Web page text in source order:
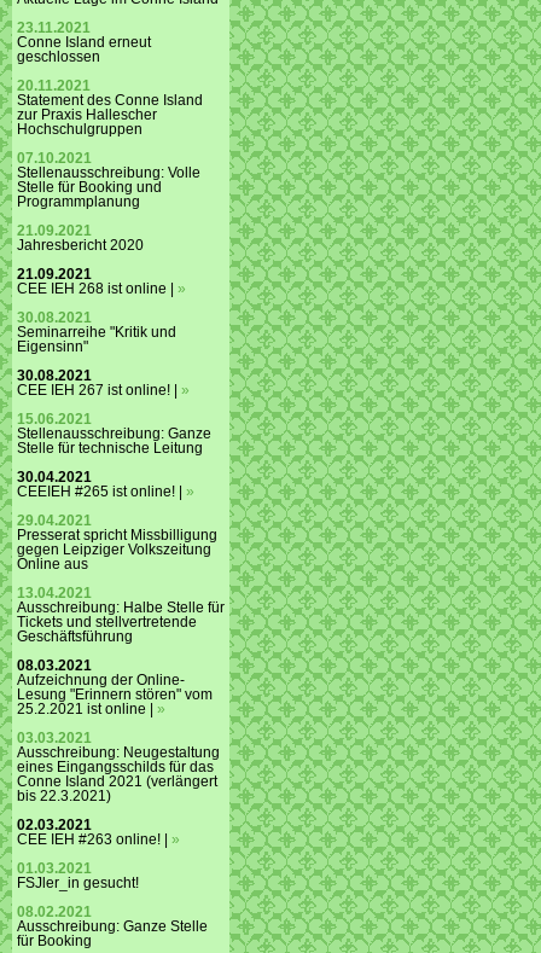
23.11.2021
Conne Island erneut
geschlossen
20.11.2021
Statement des Conne Island
zur Praxis Hallescher
Hochschulgruppen
07.10.2021
Stellenausschreibung: Volle
Stelle für Booking und
Programmplanung
21.09.2021
Jahresbericht 2020
21.09.2021
CEE IEH 268 ist online | »
30.08.2021
Seminarreihe "Kritik und
Eigensinn"
30.08.2021
CEE IEH 267 ist online! | »
15.06.2021
Stellenausschreibung: Ganze
Stelle für technische Leitung
30.04.2021
CEEIEH #265 ist online! | »
29.04.2021
Presserat spricht Missbilligung
gegen Leipziger Volkszeitung
Online aus
13.04.2021
Ausschreibung: Halbe Stelle für
Tickets und stellvertretende
Geschäftsführung
08.03.2021
Aufzeichnung der Online-
Lesung "Erinnern stören" vom
25.2.2021 ist online | »
03.03.2021
Ausschreibung: Neugestaltung
eines Eingangsschilds für das
Conne Island 2021 (verlängert
bis 22.3.2021)
02.03.2021
CEE IEH #263 online! | »
01.03.2021
FSJler_in gesucht!
08.02.2021
Ausschreibung: Ganze Stelle
für Booking